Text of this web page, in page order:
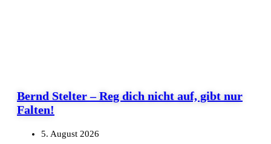
Bernd Stelter – Reg dich nicht auf, gibt nur
Falten!
5. August 2026